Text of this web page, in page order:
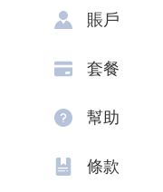
賬戶
套餐
幫助
條款